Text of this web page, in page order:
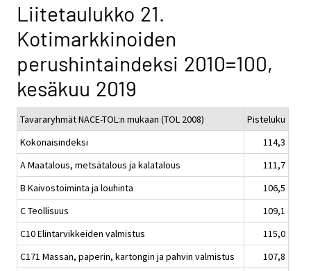
Liitetaulukko 21.
Kotimarkkinoiden
perushintaindeksi 2010=100,
kesäkuu 2019
Tavararyhmät NACE-TOL:n mukaan (TOL 2008)
Pisteluku
Kokonaisindeksi
114,3
A Maatalous, metsätalous ja kalatalous
111,7
B Kaivostoiminta ja louhinta
106,5
C Teollisuus
109,1
C10 Elintarvikkeiden valmistus
115,0
C171 Massan, paperin, kartongin ja pahvin valmistus
107,8